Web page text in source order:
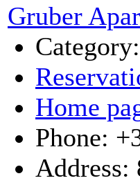
Gruber
Home
Phone:
Address: